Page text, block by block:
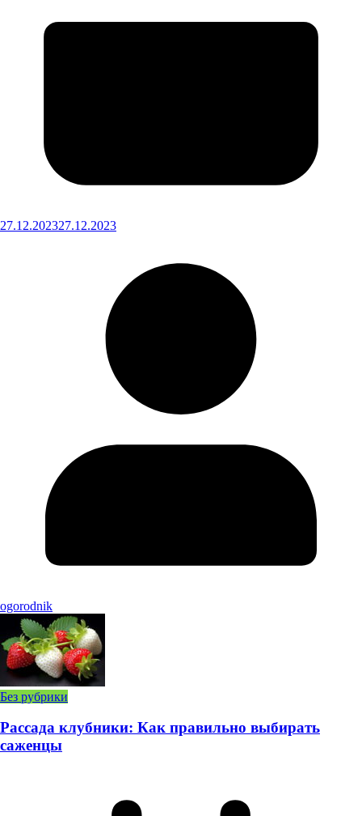
27.12.202327.12.2023
ogorodnik
Без рубрики
Рассада клубники: Как правильно выбирать
саженцы